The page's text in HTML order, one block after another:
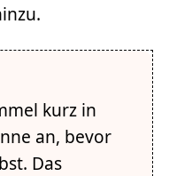
kurz in
an, bevor
Das